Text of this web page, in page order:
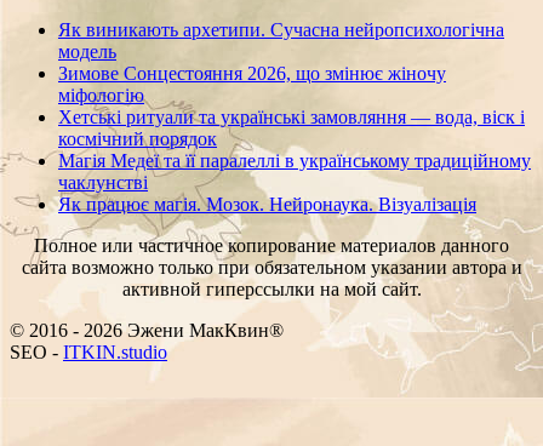
Як виникають архетипи. Сучасна нейропсихологічна
модель
Зимове Сонцестояння 2026, що змінює жіночу
міфологію
Хетські ритуали та українські замовляння — вода, віск і
космічний порядок
Магія Медеї та її паралеллі в українському традиційному
чаклунстві
Як працює магія. Мозок. Нейронаука. Візуалізація
Полное или частичное копирование материалов данного
сайта возможно только при обязательном указании автора и
активной гиперссылки на мой сайт.
© 2016 - 2026 Эжени МакКвин®
SEO - ITKIN.studio